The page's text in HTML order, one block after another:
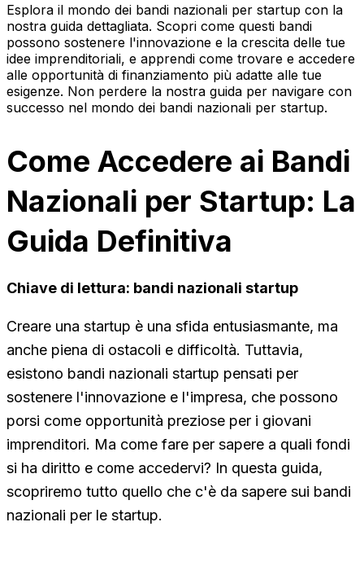
Esplora il mondo dei bandi nazionali per startup con la
nostra guida dettagliata. Scopri come questi bandi
possono sostenere l'innovazione e la crescita delle tue
idee imprenditoriali, e apprendi come trovare e accedere
alle opportunità di finanziamento più adatte alle tue
esigenze. Non perdere la nostra guida per navigare con
successo nel mondo dei bandi nazionali per startup.
Come Accedere ai Bandi
Nazionali per Startup: La
Guida Definitiva
Chiave di lettura: bandi nazionali startup
Creare una startup è una sfida entusiasmante, ma
anche piena di ostacoli e difficoltà. Tuttavia,
esistono bandi nazionali startup pensati per
sostenere l'innovazione e l'impresa, che possono
porsi come opportunità preziose per i giovani
imprenditori. Ma come fare per sapere a quali fondi
si ha diritto e come accedervi? In questa guida,
scopriremo tutto quello che c'è da sapere sui bandi
nazionali per le startup.